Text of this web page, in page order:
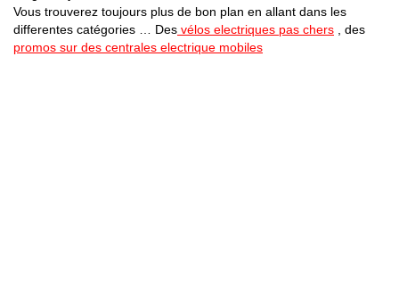
Vous trouverez toujours plus de bon plan en allant dans les
differentes catégories … Des vélos electriques pas chers , des
promos sur des centrales electrique mobiles